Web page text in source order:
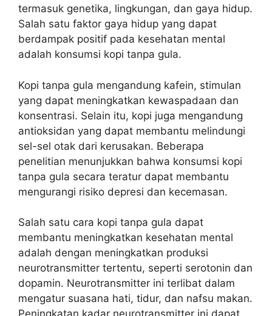
termasuk genetika, lingkungan, dan gaya hidup.
Salah satu faktor gaya hidup yang dapat
berdampak positif pada kesehatan mental
adalah konsumsi kopi tanpa gula.
Kopi tanpa gula mengandung kafein, stimulan
yang dapat meningkatkan kewaspadaan dan
konsentrasi. Selain itu, kopi juga mengandung
antioksidan yang dapat membantu melindungi
sel-sel otak dari kerusakan. Beberapa
penelitian menunjukkan bahwa konsumsi kopi
tanpa gula secara teratur dapat membantu
mengurangi risiko depresi dan kecemasan.
Salah satu cara kopi tanpa gula dapat
membantu meningkatkan kesehatan mental
adalah dengan meningkatkan produksi
neurotransmitter tertentu, seperti serotonin dan
dopamin. Neurotransmitter ini terlibat dalam
mengatur suasana hati, tidur, dan nafsu makan.
Peningkatan kadar neurotransmitter ini dapat